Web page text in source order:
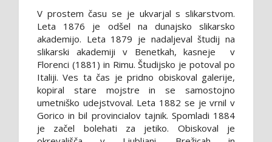
V prostem času se je ukvarjal s slikarstvom.
Leta 1876 je odšel na dunajsko slikarsko
akademijo. Leta 1879 je nadaljeval študij na
slikarski akademiji v Benetkah, kasneje v
Florenci (1881) in Rimu. Študijsko je potoval po
Italiji. Ves ta čas je pridno obiskoval galerije,
kopiral stare mojstre in se samostojno
umetniško udejstvoval. Leta 1882 se je vrnil v
Gorico in bil provincialov tajnik. Spomladi 1884
je začel bolehati za jetiko. Obiskoval je